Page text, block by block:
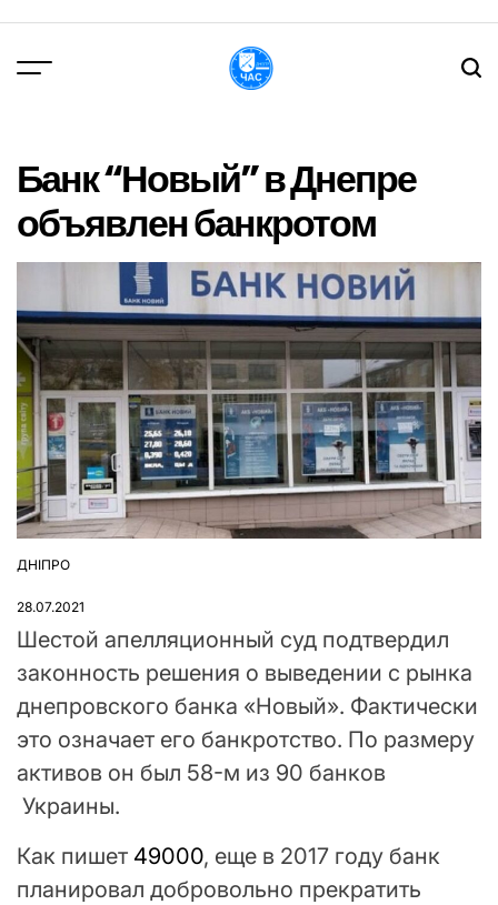
вмісту
Банк “Новый” в Днепре
объявлен банкротом
ОПУБЛІКУВАТИ
ДНІПРО
28.07.2021
Шестой апелляционный суд подтвердил
законность решения о выведении с рынка
днепровского банка «Новый». Фактически
это означает его банкротство. По размеру
активов он был 58-м из 90 банков
Украины.
Как пишет 49000, еще в 2017 году банк
планировал добровольно прекратить